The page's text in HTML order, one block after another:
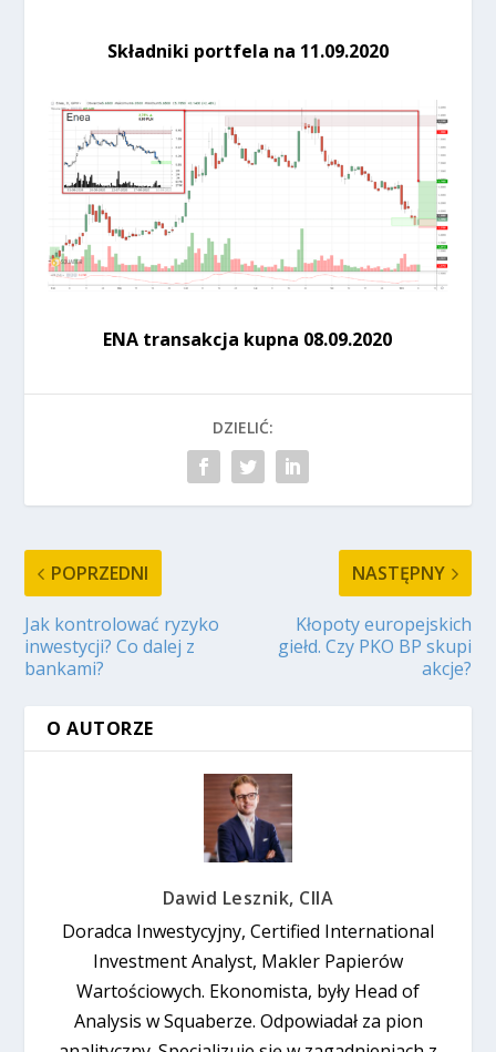
Składniki portfela na 11.09.2020
ENA transakcja kupna 08.09.2020
DZIELIĆ:
POPRZEDNI
Jak kontrolować ryzyko
inwestycji? Co dalej z
bankami?
NASTĘPNY
Kłopoty europejskich
giełd. Czy PKO BP skupi
akcje?
O AUTORZE
Dawid Lesznik, CIIA
Doradca Inwestycyjny, Certified International
Investment Analyst, Makler Papierów
Wartościowych. Ekonomista, były Head of
Analysis w Squaberze. Odpowiadał za pion